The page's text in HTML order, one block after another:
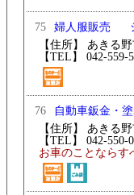
75 婦人服販売
【住所】 あきる
【TEL】 042-559-
76 自動車鈑金・
【住所】 あきる
【TEL】 042-550-
お車のことならす